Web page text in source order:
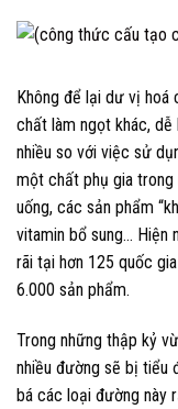
Không để lại dư vị
chất làm ngọt khác, dễ
nhiều so với việc sử
một chất phụ gia
uống, các sản phẩm
vitamin bổ sung… Hiện
rãi tại hơn 125 quốc
6.000 sản phẩm.
Trong những thập kỷ
nhiều đường sẽ bị tiểu
bá các loại đường này